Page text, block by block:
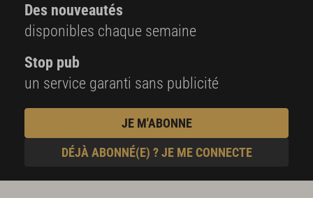
Des nouveautés
disponibles chaque semaine
Stop pub
un service garanti sans publicité
JE M'ABONNE
DÉJÀ ABONNÉ(E) ? JE ME CONNECTE